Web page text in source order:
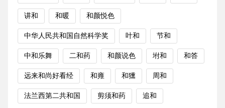
讲和 和暖 和颜悦色
中华人民共和国自然科学奖 叶和 节和
中和乐舞 二和药 和颜说色 坿和 和答
远来和尚好看经 和雍 和獯 周和
法兰西第二共和国 剪须和药 追和